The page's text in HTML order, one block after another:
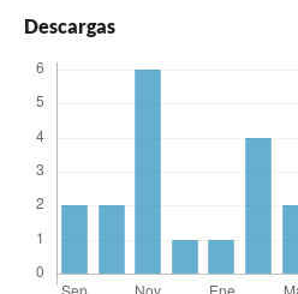
Descargas